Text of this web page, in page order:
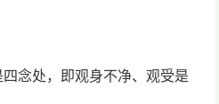
念处，即观身不净、观受是